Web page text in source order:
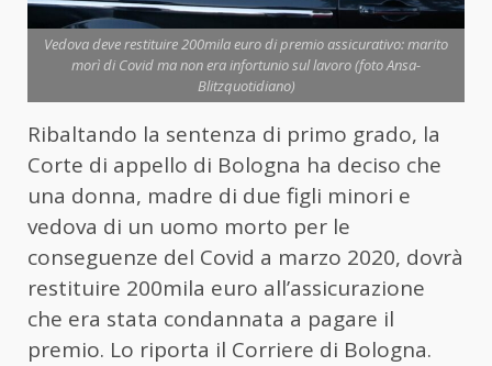
Vedova deve restituire 200mila euro di premio assicurativo: marito
morì di Covid ma non era infortunio sul lavoro (foto Ansa-
Blitzquotidiano)
Ribaltando la sentenza di primo grado, la
Corte di appello di Bologna ha deciso che
una donna, madre di due figli minori e
vedova di un uomo morto per le
conseguenze del Covid a marzo 2020, dovrà
restituire 200mila euro all’assicurazione
che era stata condannata a pagare il
premio. Lo riporta il Corriere di Bologna.